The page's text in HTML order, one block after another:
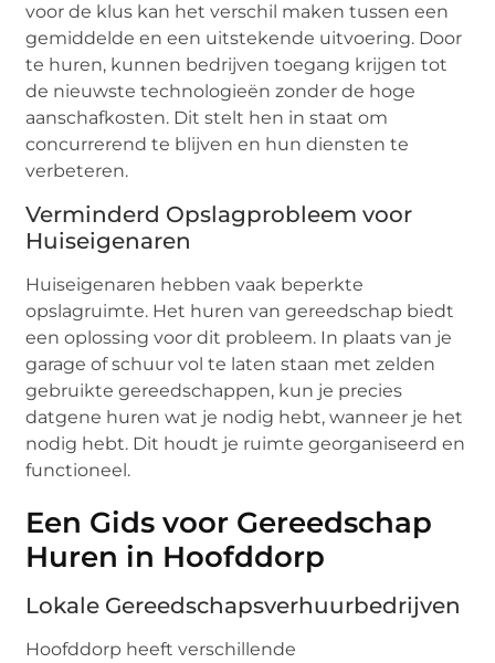
voor de klus kan het verschil maken tussen een
gemiddelde en een uitstekende uitvoering. Door
te huren, kunnen bedrijven toegang krijgen tot
de nieuwste technologieën zonder de hoge
aanschafkosten. Dit stelt hen in staat om
concurrerend te blijven en hun diensten te
verbeteren.
Verminderd Opslagprobleem voor
Huiseigenaren
Huiseigenaren hebben vaak beperkte
opslagruimte. Het huren van gereedschap biedt
een oplossing voor dit probleem. In plaats van je
garage of schuur vol te laten staan met zelden
gebruikte gereedschappen, kun je precies
datgene huren wat je nodig hebt, wanneer je het
nodig hebt. Dit houdt je ruimte georganiseerd en
functioneel.
Een Gids voor Gereedschap
Huren in Hoofddorp
Lokale Gereedschapsverhuurbedrijven
Hoofddorp heeft verschillende